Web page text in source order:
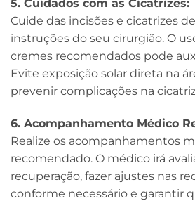
5. Cuidados com as Cicatrizes:
Cuide das incisões e cicatrizes
instruções do seu cirurgião. O
cremes recomendados pode
Evite exposição solar direta na
prevenir complicações na
6. Acompanhamento Médico
Realize os acompanhamentos
recomendado. O médico irá
recuperação, fazer ajustes nas
conforme necessário e garantir